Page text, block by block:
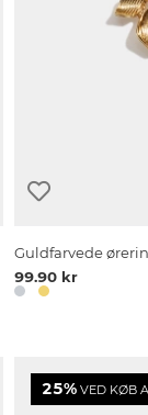
Guldfarvede
99.90 kr
25% VED KØB